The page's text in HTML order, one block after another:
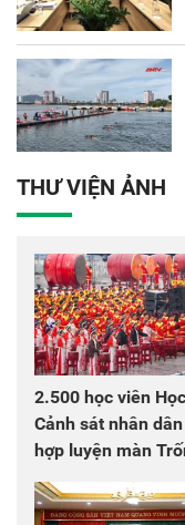
THƯ VIỆN ẢNH
2.500 học viên
Cảnh sát nhân
hợp luyện màn
chào mừng Đại